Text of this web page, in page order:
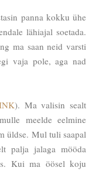
panna kokku ühe
lähiajal soetada.
ma saan neid varsti
vaja pole, aga nad
). Ma valisin sealt
meelde eelmine
üldse. Mul tuli saapal
palja jalaga mööda
Kui ma öösel koju